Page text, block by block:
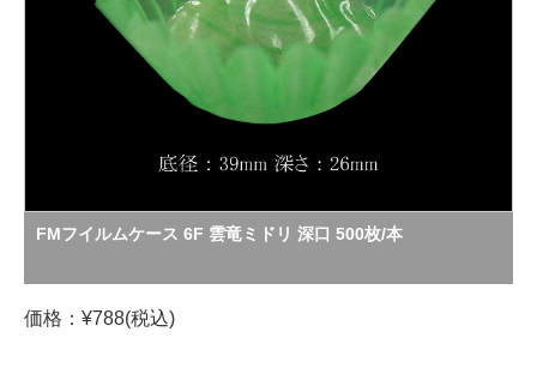
FMフイルムケース 6F 雲竜ミドリ 深口 500枚/本
価格：¥788(税込)